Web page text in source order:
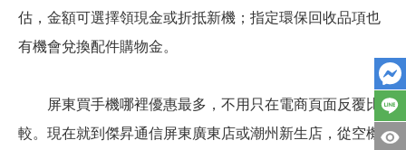
估，金額可選擇領現金或折抵新機；指定環保回收品項也
有機會兌換配件購物金。
屏東買手機哪裡優惠最多，不用只在電商頁面反覆比
較。現在就到傑昇通信屏東廣東店或潮州新生店，從空機